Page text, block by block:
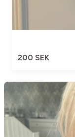
200 SEK